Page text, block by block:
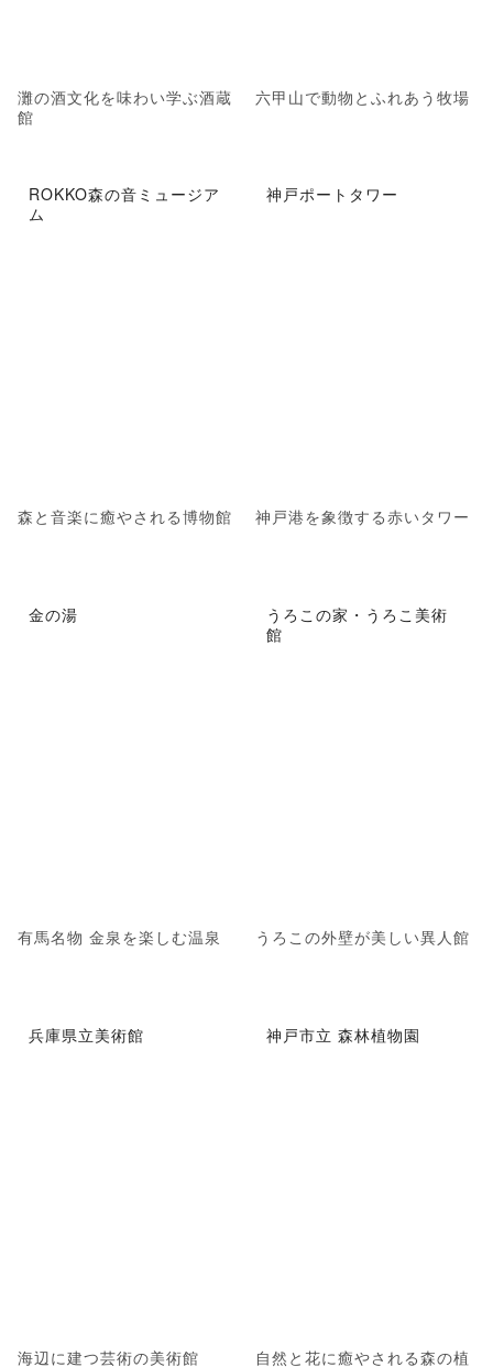
灘の酒文化を味わい学ぶ酒蔵
館
六甲山で動物とふれあう牧場
ROKKO森の音ミュージア
ム
森と音楽に癒やされる博物館
神戸ポートタワー
神戸港を象徴する赤いタワー
金の湯
有馬名物 金泉を楽しむ温泉
うろこの家・うろこ美術
館
うろこの外壁が美しい異人館
兵庫県立美術館
海辺に建つ芸術の美術館
神戸市立 森林植物園
自然と花に癒やされる森の植